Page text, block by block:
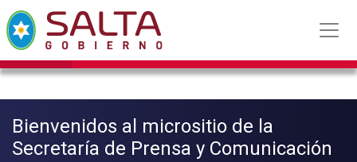
Bienvenidos al micrositio de la
Secretaría de Prensa y Comunicación